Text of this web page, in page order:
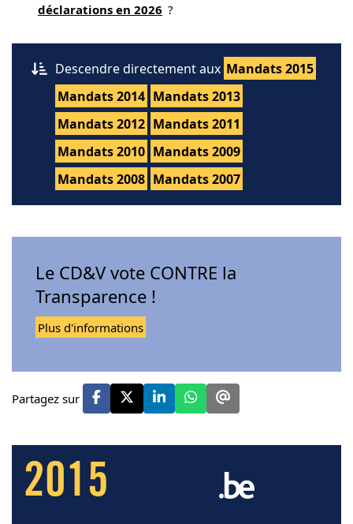
déclarations en 2026 ?
Descendre directement aux Mandats 2015
Mandats 2014 Mandats 2013
Mandats 2012 Mandats 2011
Mandats 2010 Mandats 2009
Mandats 2008 Mandats 2007
Le CD&V vote CONTRE la
Transparence !
Plus d'informations
Partagez sur
2015